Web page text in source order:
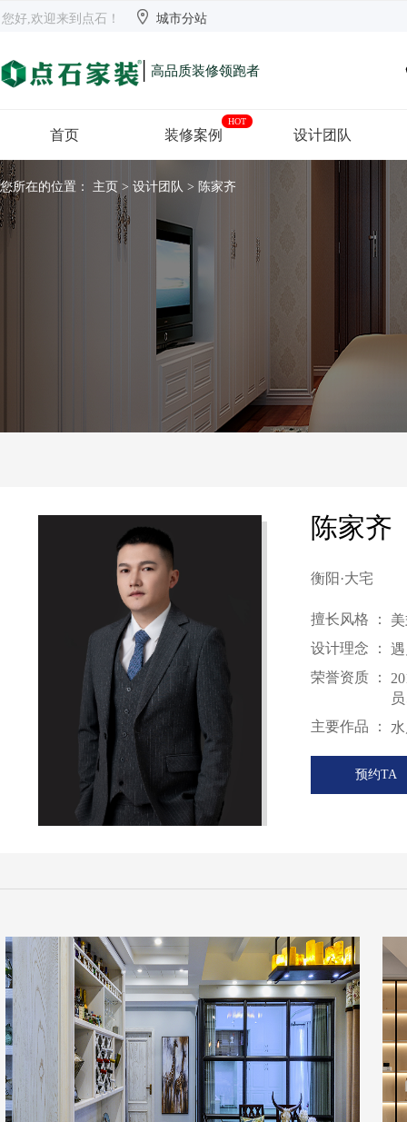
欢迎来到点石  长沙 【切换】
您好,欢迎来到点石！  城市分站
| 高品质装修领跑者
首页 装修案例
HOT
设计团队
您所在的位置： 主页 > 设计团队 > 陈家齐
陈家齐
衡阳·大宅
擅长风格 ：
设计理念 ：
荣誉资质 ：
主要作品 ：
预约TA